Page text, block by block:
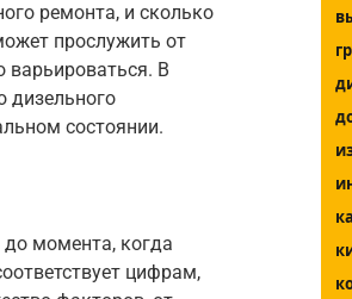
ремонта, и сколько
прослужить от
варьироваться. В
дизельного
состоянии.
до момента, когда
цифрам,